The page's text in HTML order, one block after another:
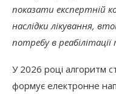
показати експертній
наслідки лікування,
потребу в
У 2026 році алгоритм
формує електронне